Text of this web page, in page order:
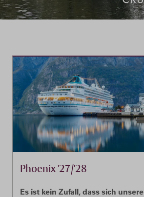
Phoenix '27/'28
Es ist kein Zufall, dass sich unsere